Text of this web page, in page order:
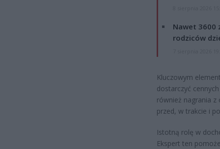
Nawet 3600
rodziców
Kluczowym
dostarczyć
również nagrania z
przed, w trakcie i
Istotną rolę w
Ekspert ten